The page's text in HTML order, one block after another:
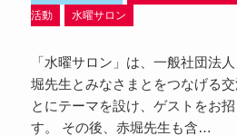
活動
水曜サロン
「水曜サロン」は、一般社団法
堀先生とみなさまとをつなげる
とにテーマを設け、ゲストをお
す。 その後、赤堀先生も含…